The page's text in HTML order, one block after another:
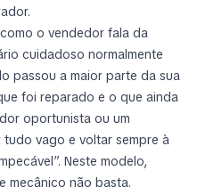
o vendedor fala da
cuidadoso normalmente
passou a maior parte da sua
foi reparado e o que ainda
oportunista ou um
vago e voltar sempre à
Neste modelo,
mecânico não basta.